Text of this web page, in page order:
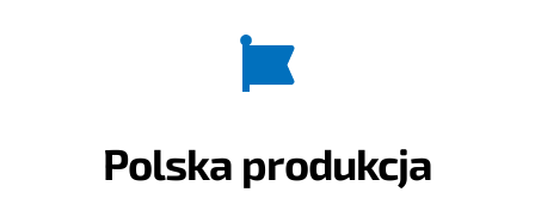
Polska produkcja